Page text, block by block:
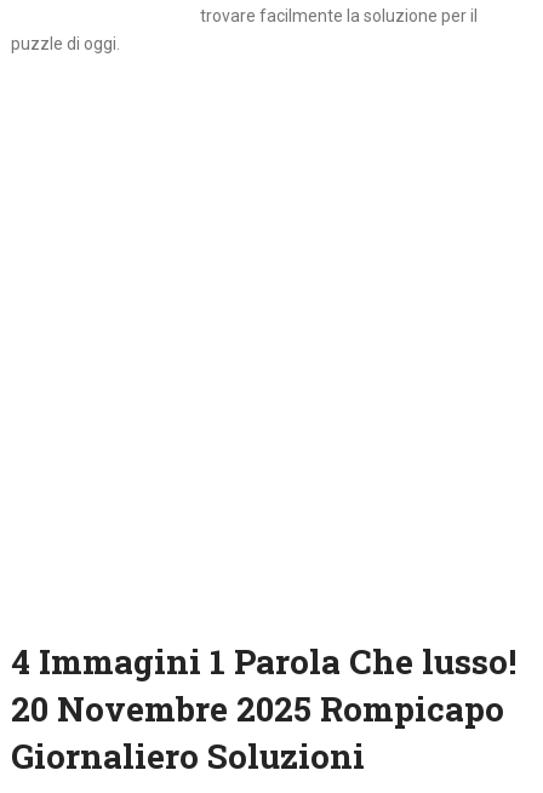
trovare facilmente la soluzione per il
puzzle di oggi.
4 Immagini 1 Parola Che lusso!
20 Novembre 2025 Rompicapo
Giornaliero Soluzioni